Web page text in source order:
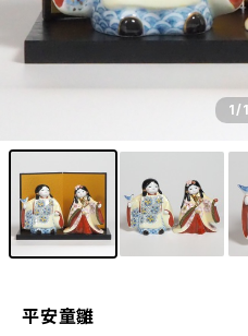
1/
平安童雛